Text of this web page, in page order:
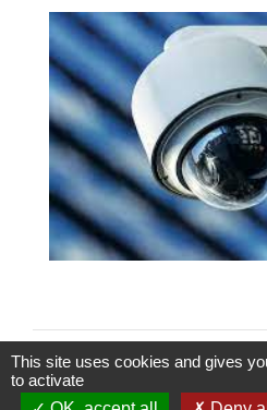
This site uses cookies and gives
to activate